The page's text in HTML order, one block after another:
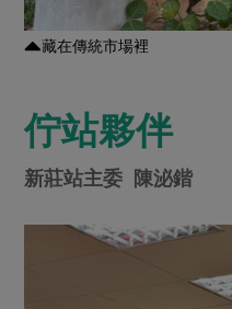
藏在傳統市場裡
佇站夥伴
新莊站主委 陳泌鍇